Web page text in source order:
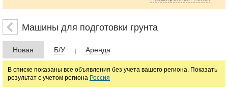
Цена
руб.
Машины для подготовки грунта
Новая Б/У Аренда
В списке показаны все объявления без учета вашего региона. Показать
результат с учетом региона Россия